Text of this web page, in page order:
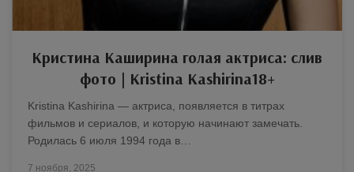
Кристина Каширина голая актриса: слив
фото | Kristina Kashirina18+
Kristina Kashirina — актриса, появляется в титрах
фильмов и сериалов, и которую начинают замечать.
Родилась 6 июля 1994 года в…
7 ноября, 2025